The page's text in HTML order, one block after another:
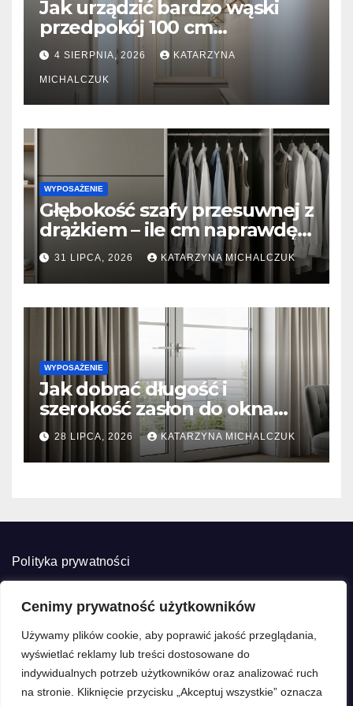
Cenimy prywatność użytkowników
Używamy plików cookie, aby poprawić jakość przeglądania,
wyświetlać reklamy lub treści dostosowane do
indywidualnych potrzeb użytkowników oraz analizować ruch
na stronie. Kliknięcie przycisku „Akceptuj wszystkie” oznacza
Jak urządzić bardzo wąski
przedpokój 100 cm
szerokości? Triki z lustrami i
płytkimi meblami
4 SIERPNIA, 2026 KATARZYNA
MICHALCZUK
WYPOSAŻENIE
Głębokość szafy przesuwnej z
drążkiem – ile cm naprawdę
potrzeba, żeby ubrania się nie
gniotły?
31 LIPCA, 2026 KATARZYNA MICHALCZUK
WYPOSAŻENIE
Jak dobrać długość i
szerokość zasłon do okna
tarasowego? Prosty
kalkulator marszczenia
28 LIPCA, 2026 KATARZYNA MICHALCZUK
Polityka prywatności
Decore Home
Dekorujemy z pasją, remontujemy z głową